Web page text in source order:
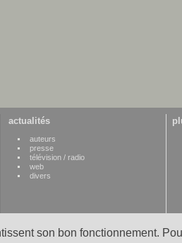
son bon fonctionnement.
actualités
auteurs
presse
télévision / radio
web
divers